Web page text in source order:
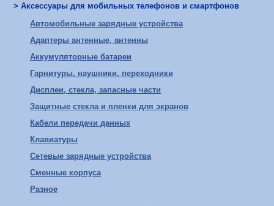
> Аксессуары для мобильных телефонов и смартфонов
Автомобильные зарядные устройства
Адаптеры антенные, антенны
Аккумуляторные батареи
Гарнитуры, наушники, переходники
Дисплеи, стекла, запасные части
Защитные стекла и пленки для экранов
Кабели передачи данных
Клавиатуры
Сетевые зарядные устройства
Сменные корпуса
Разное